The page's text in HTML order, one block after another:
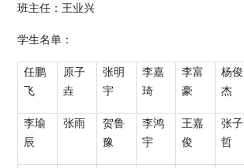
班主任：王业兴
学生名单：
任鹏
飞
原子
垚
张明
宇
李嘉
琦
李富
豪
杨俊
杰
李瑜
辰
张雨
贺鲁
豫
李鸿
宇
王嘉
俊
张子
哲